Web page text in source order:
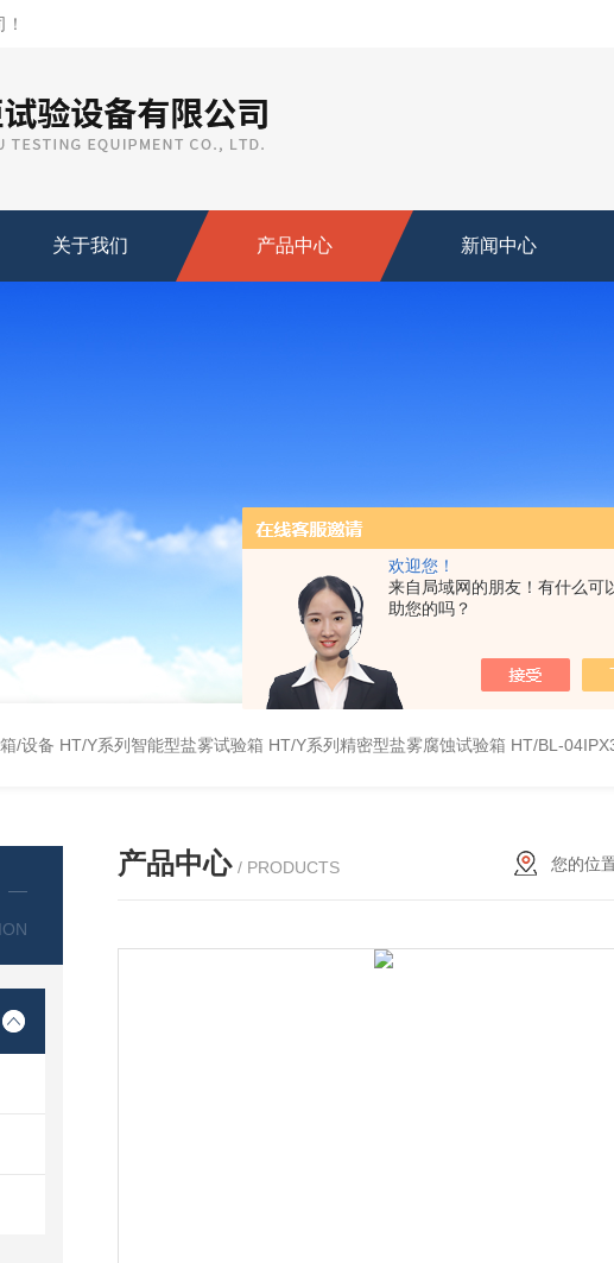
欢迎您！
来自局域网的朋友！有什么可
助您的吗？
关于我们 产品中心 新闻中心
/设备 HT/Y系列智能型盐雾试验箱 HT/Y系列精密型盐雾腐蚀试验箱 HT/BL-04IPX3
产品中心 / PRODUCTS 您的位